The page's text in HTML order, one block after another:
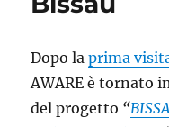
Dopo laprima
AWARE è tornato
del progetto “